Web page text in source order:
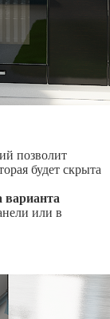
позволит
будет скрыта
варианта
или в